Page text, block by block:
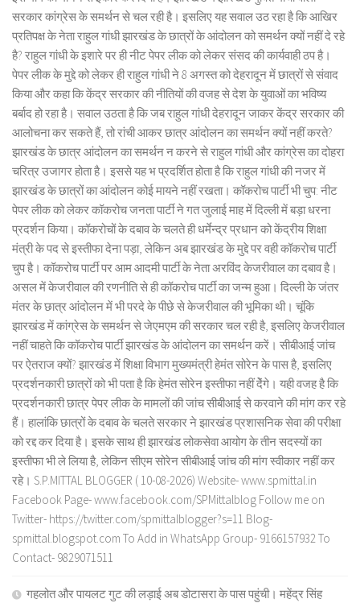
सरकार कांग्रेस के समर्थन से चल रही है। इसलिए यह सवाल उठ रहा है कि आखिर
प्रतिपक्ष के नेता राहुल गांधी झारखंड के छात्रों के आंदोलन को समर्थन क्यों नहीं दे रहे
है? राहुल गांधी के इशारे पर ही नीट पेपर लीक को लेकर संसद की कार्यवाही ठप है।
पेपर लीक के मुद्दे को लेकर ही राहुल गांधी ने 8 अगस्त को देहरादून में छात्रों से संवाद
किया और कहा कि केंद्र सरकार की नीतियों की वजह से देश के युवाओं का भविष्य
बर्बाद हो रहा है। सवाल उठता है कि जब राहुल गांधी देहरादून जाकर केंद्र सरकार की
आलोचना कर सकते हैं, तो रांची आकर छात्र आंदोलन का समर्थन क्यों नहीं करते?
झारखंड के छात्र आंदोलन का समर्थन न करने से राहुल गांधी और कांग्रेस का दोहरा
चरित्र उजागर होता है। इससे यह भ प्रदर्शित होता है कि राहुल गांधी की नजर में
झारखंड के छात्रों का आंदोलन कोई मायने नहीं रखता। कॉकरोच पार्टी भी चुप: नीट
पेपर लीक को लेकर कॉकरोच जनता पार्टी ने गत जुलाई माह में दिल्ली में बड़ा धरना
प्रदर्शन किया। कॉकरोचों के दबाव के चलते ही धर्मेन्द्र प्रधान को केंद्रीय शिक्षा
मंत्री के पद से इस्तीफा देना पड़ा, लेकिन अब झारखंड के मुद्दे पर वही कॉकरोच पार्टी
चुप है। कॉकरोच पार्टी पर आम आदमी पार्टी के नेता अरविंद केजरीवाल का दबाव है।
असल में केजरीवाल की रणनीति से ही कॉकरोच पार्टी का जन्म हुआ। दिल्ली के जंतर
मंतर के छात्र आंदोलन में भी परदे के पीछे से केजरीवाल की भूमिका थी। चूंकि
झारखंड में कांग्रेस के समर्थन से जेएमएम की सरकार चल रही है, इसलिए केजरीवाल
नहीं चाहते कि कॉकरोच पार्टी झारखंड के आंदोलन का समर्थन करें। सीबीआई जांच
पर ऐतराज क्यों? झारखंड में शिक्षा विभाग मुख्यमंत्री हेमंत सोरेन के पास है, इसलिए
प्रदर्शनकारी छात्रों को भी पता है कि हेमंत सोरेन इस्तीफा नहीं देेंगे। यही वजह है कि
प्रदर्शनकारी छात्र पेपर लीक के मामलों की जांच सीबीआई से करवाने की मांग कर रहे
हैं। हालांकि छात्रों के दबाव के चलते सरकार ने झारखंड प्रशासनिक सेवा की परीक्षा
को रद्द कर दिया है। इसके साथ ही झारखंड लोकसेवा आयोग के तीन सदस्यों का
इस्तीफा भी ले लिया है, लेकिन सीएम सोरेन सीबीआई जांच की मांग स्वीकार नहीं कर
रहे। S.P.MITTAL BLOGGER ( 10-08-2026) Website- www.spmittal.in
Facebook Page- www.facebook.com/SPMittalblog Follow me on
Twitter- https://twitter.com/spmittalblogger?s=11 Blog-
spmittal.blogspot.com To Add in WhatsApp Group- 9166157932 To
Contact- 9829071511
गहलोत और पायलट गुट की लड़ाई अब डोटासरा के पास पहुंची। महेंद्र सिंह